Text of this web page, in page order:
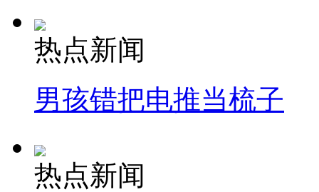
热点新闻
男孩错把电推当梳子
热点新闻